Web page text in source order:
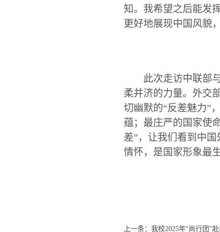
知。我希望之后能发
更好地展现中国风貌
此次走访中联部
柔并济的力量。外交
切幽默的“反差魅力”
蕴；最庄严的国家使
差”，让我们看到中
情怀，是国家形象最
上一条： 我校2025年“尚行团”